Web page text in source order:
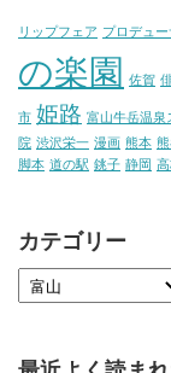
リップフェア プロデュー
の楽園
佐賀
市 姫路 富山牛岳温泉
院 渋沢栄一 漫画 熊本
脚本 道の駅 銚子 静岡
カテゴリー